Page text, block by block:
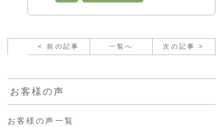
< 前の記事 一覧へ 次の記事 >
お客様の声
お客様の声一覧